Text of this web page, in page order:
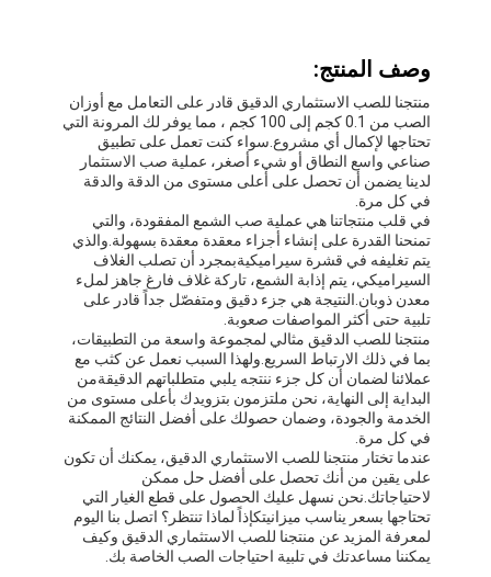
وصف المنتج:
منتجنا للصب الاستثماري الدقيق قادر على التعامل مع أوزان
الصب من 0.1 كجم إلى 100 كجم ، مما يوفر لك المرونة التي
تحتاجها لإكمال أي مشروع.سواء كنت تعمل على تطبيق
صناعي واسع النطاق أو شيء أصغر، عملية صب الاستثمار
لدينا يضمن أن تحصل على أعلى مستوى من الدقة والدقة
في كل مرة.
في قلب منتجاتنا هي عملية صب الشمع المفقودة، والتي
تمنحنا القدرة على إنشاء أجزاء معقدة معقدة بسهولة.والذي
يتم تغليفه في قشرة سيراميكيةبمجرد أن تصلب الغلاف
السيراميكي، يتم إذابة الشمع، تاركة غلاف فارغ جاهز لملء
معدن ذوبان.النتيجة هي جزء دقيق ومتفصّل جداً قادر على
تلبية حتى أكثر المواصفات صعوبة.
منتجنا للصب الدقيق مثالي لمجموعة واسعة من التطبيقات،
بما في ذلك الارتباط السريع.ولهذا السبب نعمل عن كثب مع
عملائنا لضمان أن كل جزء ننتجه يلبي متطلباتهم الدقيقةمن
البداية إلى النهاية، نحن ملتزمون بتزويدك بأعلى مستوى من
الخدمة والجودة، وضمان حصولك على أفضل النتائج الممكنة
في كل مرة.
عندما تختار منتجنا للصب الاستثماري الدقيق، يمكنك أن تكون
على يقين من أنك تحصل على أفضل حل ممكن
لاحتياجاتك.نحن نسهل عليك الحصول على قطع الغيار التي
تحتاجها بسعر يناسب ميزانيتكإذاً لماذا تنتظر؟ اتصل بنا اليوم
لمعرفة المزيد عن منتجنا للصب الاستثماري الدقيق وكيف
يمكننا مساعدتك في تلبية احتياجات الصب الخاصة بك.